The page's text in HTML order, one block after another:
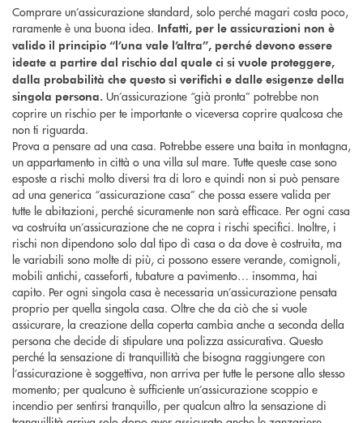
Comprare un’assicurazione standard, solo perché magari costa poco,
raramente è una buona idea. Infatti, per le assicurazioni non è
valido il principio “l’una vale l’altra”, perché devono essere
ideate a partire dal rischio dal quale ci si vuole proteggere,
dalla probabilità che questo si verifichi e dalle esigenze della
singola persona. Un’assicurazione “già pronta” potrebbe non
coprire un rischio per te importante o viceversa coprire qualcosa che
non ti riguarda.
Prova a pensare ad una casa. Potrebbe essere una baita in montagna,
un appartamento in città o una villa sul mare. Tutte queste case sono
esposte a rischi molto diversi tra di loro e quindi non si può pensare
ad una generica “assicurazione casa” che possa essere valida per
tutte le abitazioni, perché sicuramente non sarà efficace. Per ogni casa
va costruita un’assicurazione che ne copra i rischi specifici. Inoltre, i
rischi non dipendono solo dal tipo di casa o da dove è costruita, ma
le variabili sono molte di più, ci possono essere verande, comignoli,
mobili antichi, casseforti, tubature a pavimento… insomma, hai
capito. Per ogni singola casa è necessaria un’assicurazione pensata
proprio per quella singola casa. Oltre che da ciò che si vuole
assicurare, la creazione della coperta cambia anche a seconda della
persona che decide di stipulare una polizza assicurativa. Questo
perché la sensazione di tranquillità che bisogna raggiungere con
l’assicurazione è soggettiva, non arriva per tutte le persone allo stesso
momento; per qualcuno è sufficiente un’assicurazione scoppio e
incendio per sentirsi tranquillo, per qualcun altro la sensazione di